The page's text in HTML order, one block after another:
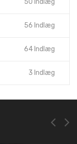
50 Indlæg
56 Indlæg
64 Indlæg
3 Indlæg